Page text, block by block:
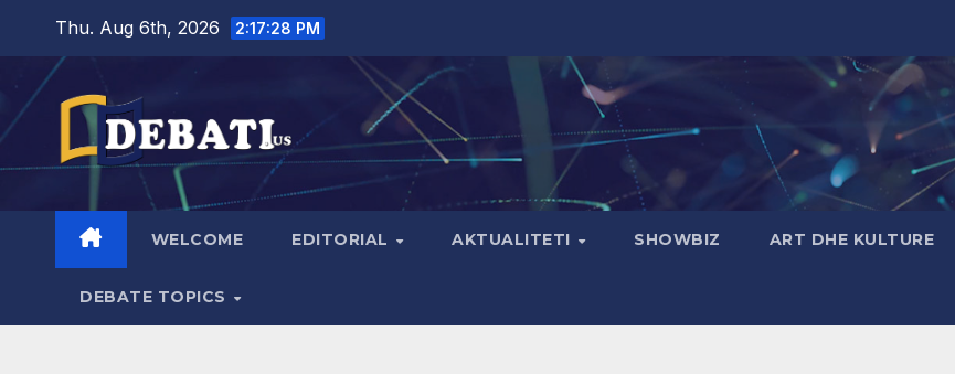
content
Thu. Aug 6th, 2026 2:17:29 PM
WELCOME EDITORIAL AKTUALITETI SHOWBIZ ART DHE KULTURE
DEBATE TOPICS